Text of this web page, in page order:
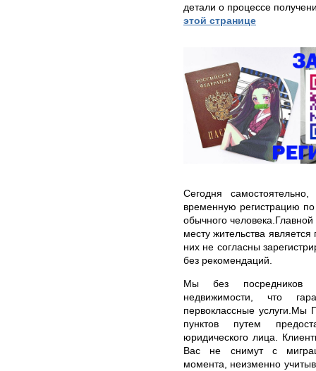
детали о процессе
этой странице
Сегодня
временную регистрацию
обычного
месту жительства
них не согласны
без рекомендаций.
Мы без посредников
недвижимости, что
первоклассные
пунктов путем
юридического лица.
Вас не снимут с
момента, неизменно